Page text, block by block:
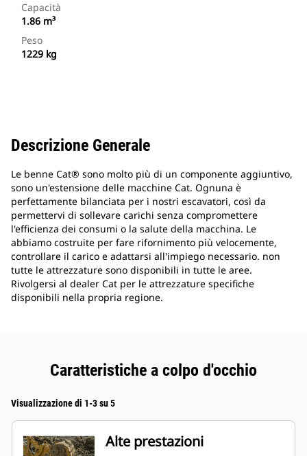
Capacità
1.86 m³
Peso
1229 kg
Descrizione Generale
Le benne Cat® sono molto più di un componente aggiuntivo,
sono un'estensione delle macchine Cat. Ognuna è
perfettamente bilanciata per i nostri escavatori, così da
permettervi di sollevare carichi senza compromettere
l'efficienza dei consumi o la salute della macchina. Le
abbiamo costruite per fare rifornimento più velocemente,
controllare il carico e adattarsi all'impiego necessario. non
tutte le attrezzature sono disponibili in tutte le aree.
Rivolgersi al dealer Cat per le attrezzature specifiche
disponibili nella propria regione.
Caratteristiche a colpo d'occhio
Visualizzazione di 1-3 su 5
Alte prestazioni